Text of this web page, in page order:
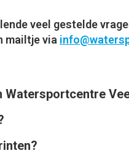
veel gestelde
mailtje via
Watersportcentre
de rotonde de
lopen naar de
dicht bij